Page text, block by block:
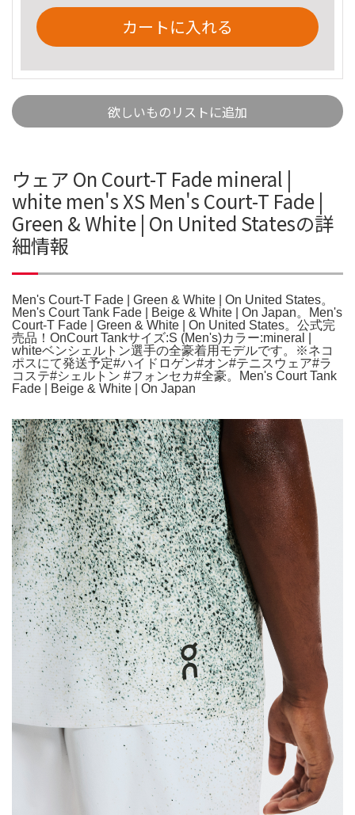
カートに入れる
欲しいものリストに追加
ウェア On Court-T Fade mineral |
white men's XS Men's Court-T Fade |
Green & White | On United Statesの詳
細情報
Men's Court-T Fade | Green & White | On United States。
Men's Court Tank Fade | Beige & White | On Japan。Men's
Court-T Fade | Green & White | On United States。公式完
売品！OnCourt Tankサイズ:S (Men's)カラー:mineral |
whiteベンシェルトン選手の全豪着用モデルです。※ネコ
ポスにて発送予定#ハイドロゲン#オン#テニスウェア#ラ
コステ#シェルトン #フォンセカ#全豪。Men's Court Tank
Fade | Beige & White | On Japan